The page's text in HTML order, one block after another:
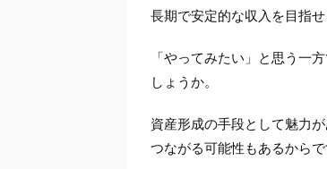
長期で安定的な収入を目指せ
「やってみたい」と思う一
しょうか。
資産形成の手段として魅力
つながる可能性もあるからで